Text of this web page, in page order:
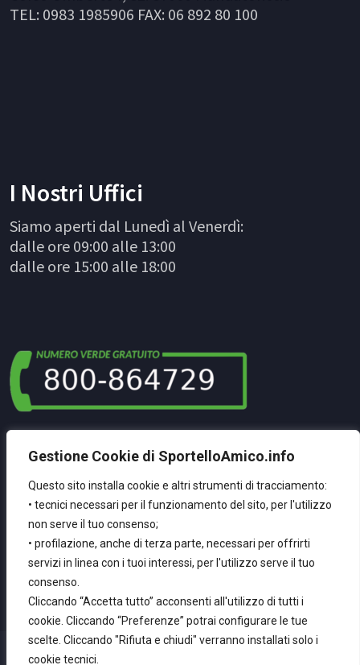
Gestione Cookie di SportelloAmico.info
Questo sito installa cookie e altri strumenti di tracciamento:
• tecnici necessari per il funzionamento del sito, per l'utilizzo
non serve il tuo consenso;
• profilazione, anche di terza parte, necessari per offrirti
servizi in linea con i tuoi interessi, per l'utilizzo serve il tuo
consenso.
Cliccando “Accetta tutto” acconsenti all'utilizzo di tutti i
cookie. Cliccando “Preferenze” potrai configurare le tue
scelte. Cliccando "Rifiuta e chiudi" verranno installati solo i
cookie tecnici.
TEL: 0983 1985906 FAX: 06 892 80 100
I Nostri Uffici
Siamo aperti dal Lunedì al Venerdì:
dalle ore 09:00 alle 13:00
dalle ore 15:00 alle 18:00
La Nostra NewsLetter
Registrati Per Ricevere Le Nostre Ultime Novità
Inserisci La Tua Email
Privacy &